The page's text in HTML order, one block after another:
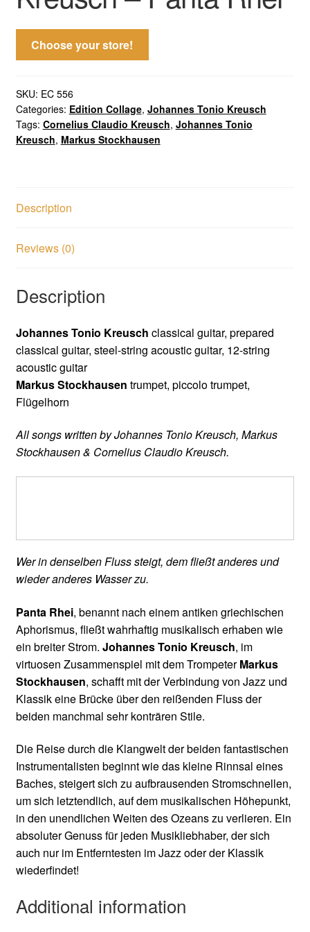
Choose your store!
SKU: EC 556
Categories: Edition Collage, Johannes Tonio Kreusch
Tags: Cornelius Claudio Kreusch, Johannes Tonio
Kreusch, Markus Stockhausen
Description
Reviews (0)
Description
Johannes Tonio Kreusch classical guitar, prepared
classical guitar, steel-string acoustic guitar, 12-string
acoustic guitar
Markus Stockhausen trumpet, piccolo trumpet,
Flügelhorn
All songs written by Johannes Tonio Kreusch, Markus
Stockhausen & Cornelius Claudio Kreusch.
Wer in denselben Fluss steigt, dem fließt anderes und
wieder anderes Wasser zu.
Panta Rhei, benannt nach einem antiken griechischen
Aphorismus, fließt wahrhaftig musikalisch erhaben wie
ein breiter Strom. Johannes Tonio Kreusch, im
virtuosen Zusammenspiel mit dem TrompeterMarkus
Stockhausen, schafft mit der Verbindung von Jazz und
Klassik eine Brücke über den reißenden Fluss der
beiden manchmal sehr konträren Stile.
Die Reise durch die Klangwelt der beiden fantastischen
Instrumentalisten beginnt wie das kleine Rinnsal eines
Baches, steigert sich zu aufbrausenden Stromschnellen,
um sich letztendlich, auf dem musikalischen Höhepunkt,
in den unendlichen Weiten des Ozeans zu verlieren. Ein
absoluter Genuss für jeden Musikliebhaber, der sich
auch nur im Entferntesten im Jazz oder der Klassik
wiederfindet!
Additional information